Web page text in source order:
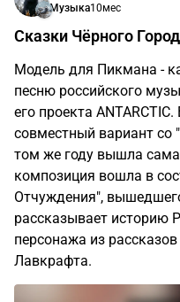
Музыка10мес
Сказки Чёрного
Модель для Пикмана -
песню российского
его проекта
совместный вариант со
том же году вышла
композиция вошла в
Отчуждения",
рассказывает историю
персонажа из
Лавкрафта.